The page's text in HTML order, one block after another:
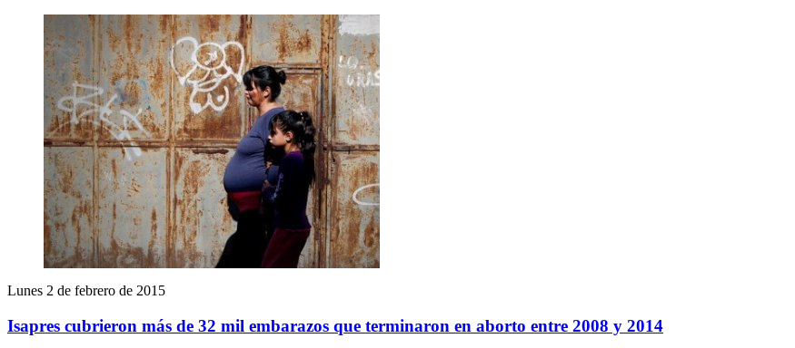
Lunes 2 de febrero de 2015
Isapres cubrieron más de 32 mil embarazos que terminaron en aborto entre 2008 y 2014